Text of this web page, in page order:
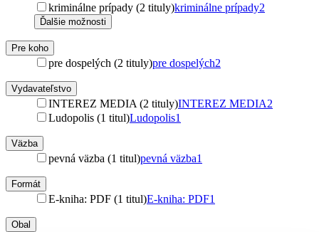
kriminálne prípady (2 tituly)kriminálne prípady2
Ďalšie možnosti
Pre koho
pre dospelých (2 tituly)pre dospelých2
Vydavateľstvo
INTEREZ MEDIA (2 tituly)INTEREZ MEDIA2
Ludopolis (1 titul)Ludopolis1
Väzba
pevná väzba (1 titul)pevná väzba1
Formát
E-kniha: PDF (1 titul)E-kniha: PDF1
Obal